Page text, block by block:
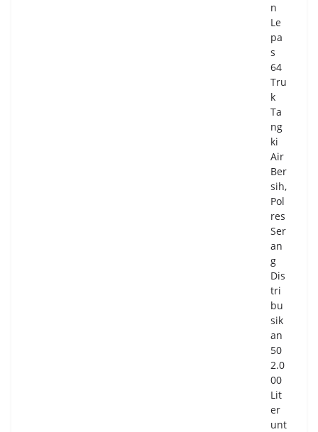
n
Le
pa
s
64
Tru
k
Ta
ng
ki
Air
Ber
sih,
Pol
res
Ser
an
g
Dis
tri
bu
sik
an
50
2.0
00
Lit
er
unt